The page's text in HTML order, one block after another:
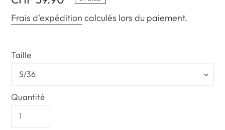
normal
Frais d'expédition calculés lors du paiement.
Taille
Quantité